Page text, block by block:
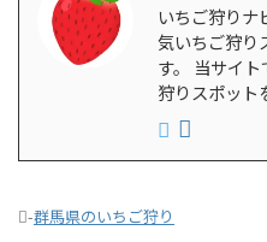
いちご狩りナ
気いちご狩り
す。 当サイ
狩りスポット
-群馬県のいちご狩り